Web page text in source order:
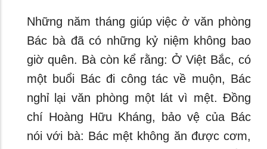
Những năm tháng giúp việc ở văn phòng
Bác bà đã có những kỷ niệm không bao
giờ quên. Bà còn kể rằng: Ở Việt Bắc, có
một buổi Bác đi công tác về muộn, Bác
nghỉ lại văn phòng một lát vì mệt. Đồng
chí Hoàng Hữu Kháng, bảo vệ của Bác
nói với bà: Bác mệt không ăn được cơm,